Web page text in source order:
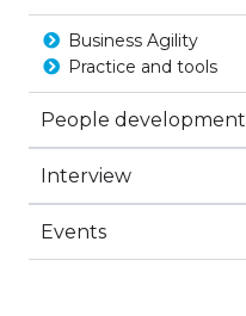
Business Agility
Practice and tools
People development
Interview
Events